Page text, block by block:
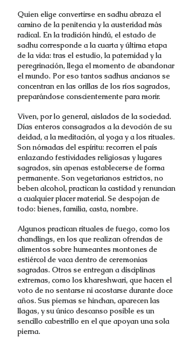
Quien elige convertirse en sadhu abraza el
camino de la penitencia y la austeridad más
radical. En la tradición hindú, el estado de
sadhu corresponde a la cuarta y última etapa
de la vida: tras el estudio, la paternidad y la
peregrinación, llega el momento de abandonar
el mundo. Por eso tantos sadhus ancianos se
concentran en las orillas de los ríos sagrados,
preparándose conscientemente para morir.
Viven, por lo general, aislados de la sociedad.
Días enteros consagrados a la devoción de su
deidad, a la meditación, al yoga y a los rituales.
Son nómadas del espíritu: recorren el país
enlazando festividades religiosas y lugares
sagrados, sin apenas establecerse de forma
permanente. Son vegetarianos estrictos, no
beben alcohol, practican la castidad y renuncian
a cualquier placer material. Se despojan de
todo: bienes, familia, casta, nombre.
Algunos practican rituales de fuego, como los
chandlings, en los que realizan ofrendas de
alimentos sobre humeantes montones de
estiércol de vaca dentro de ceremonias
sagradas. Otros se entregan a disciplinas
extremas, como los khareshwari, que hacen el
voto de no sentarse ni acostarse durante doce
años. Sus piernas se hinchan, aparecen las
llagas, y su único descanso posible es un
sencillo cabestrillo en el que apoyan una sola
pierna.